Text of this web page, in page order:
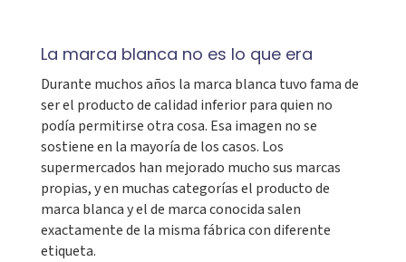
La marca blanca no es lo que era
Durante muchos años la marca blanca tuvo fama de
ser el producto de calidad inferior para quien no
podía permitirse otra cosa. Esa imagen no se
sostiene en la mayoría de los casos. Los
supermercados han mejorado mucho sus marcas
propias, y en muchas categorías el producto de
marca blanca y el de marca conocida salen
exactamente de la misma fábrica con diferente
etiqueta.